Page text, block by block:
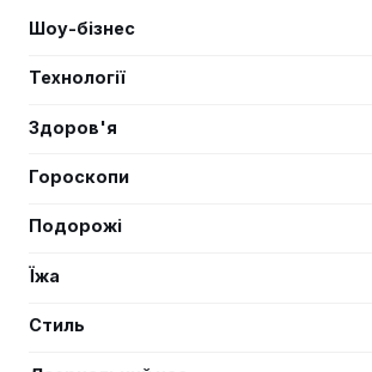
Шоу-бізнес
Технології
Здоров'я
Гороскопи
Подорожі
Їжа
Стиль